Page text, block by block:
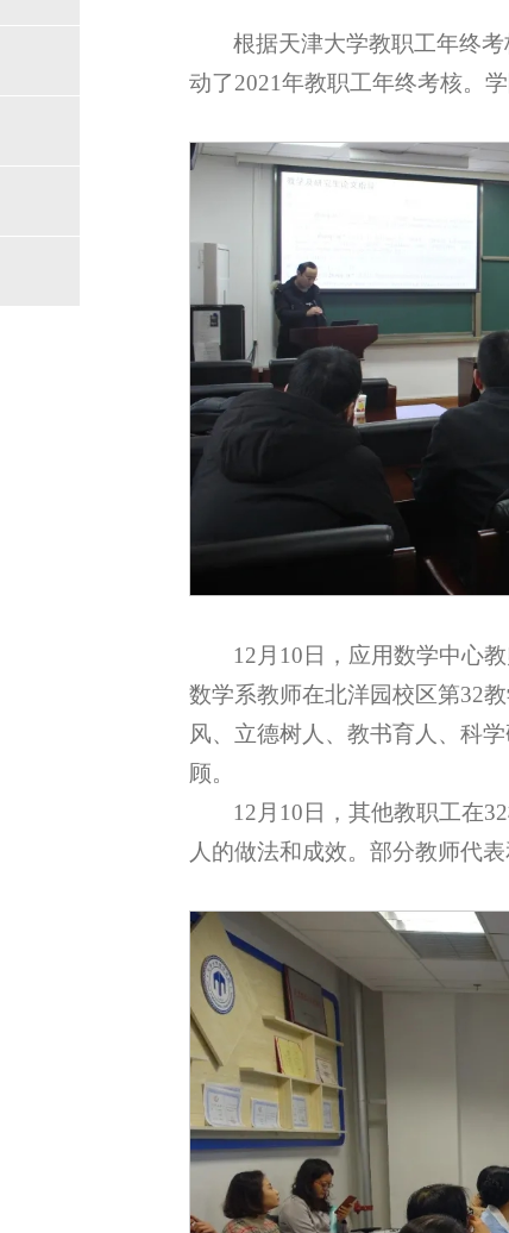
根据天津大学教职工年终
动了2021年教职工年终考核。
12月10日，应用数学中心
数学系教师在北洋园校区第32
风、立德树人、教书育人、科
顾。
12月10日，其他教职工在
人的做法和成效。部分教师代